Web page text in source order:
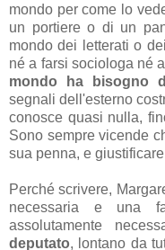
mondo per come lo
un portiere o di un
mondo dei letterati o
né a farsi sociologa né
mondo ha bisogno
segnali dell'esterno
conosce quasi nulla,
Sono sempre vicende
sua penna, e
Perché scrivere,
necessaria e una
assolutamente
deputato, lontano da